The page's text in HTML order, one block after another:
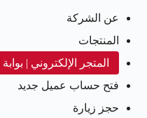
عن الشركة
المنتجات
المتجر الإلكتروني |
فتح حساب عميل جديد
حجز زيارة